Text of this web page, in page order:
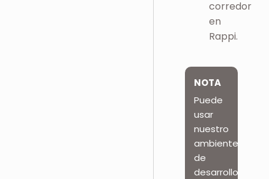
corredor
en
Rappi.
NOTA
Puede
usar
nuestro
ambiente
de
desarrollo